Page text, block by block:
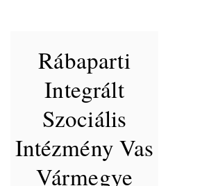
Rábaparti
Integrált
Szociális
Intézmény Vas
Vármegye